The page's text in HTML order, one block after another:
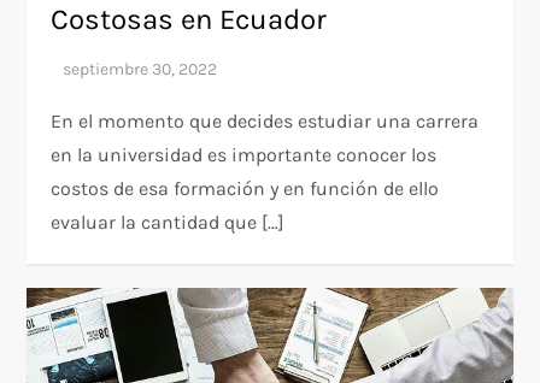
Costosas en Ecuador
En el momento que decides estudiar una carrera
en la universidad es importante conocer los
costos de esa formación y en función de ello
evaluar la cantidad que […]